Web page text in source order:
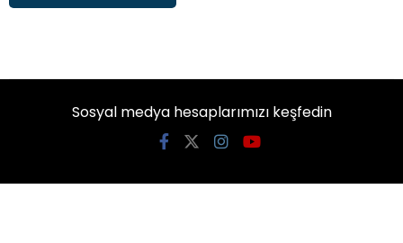
Sosyal medya hesaplarımızı keşfedin